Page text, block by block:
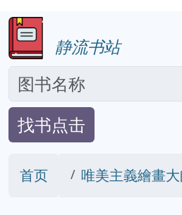
静流书站
找书点击
首页 唯美主義繪畫